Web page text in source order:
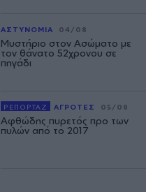
ΑΣΤΥΝΟΜΙΑ 04/08
Μυστήριο στον Ασώματο με
τον θάνατο 52χρονου σε
πηγάδι
ΡΕΠΟΡΤΑΖ ΑΓΡΟΤΕΣ 05/08
Αφθώδης πυρετός προ των
πυλών από το 2017